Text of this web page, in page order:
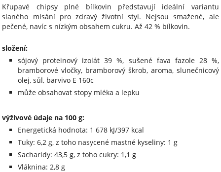
Křupavé chipsy plné bílkovin představují ideální variantu
slaného mlsání pro zdravý životní styl. Nejsou smažené, ale
pečené, navíc s nízkým obsahem cukru. Až 42 % bílkovin.
složení:
sójový proteinový izolát 39 %, sušené fava fazole 28 %,
bramborové vločky, bramborový škrob, aroma, slunečnicový
olej, sůl, barvivo E 160c
může obsahovat stopy mléka a lepku
výživové údaje na 100 g:
Energetická hodnota: 1 678 kJ/397 kcal
Tuky:6,2 g,z toho nasycené mastné kyseliny: 1 g
Sacharidy:43,5 g,z toho cukry: 1,1 g
Vláknina: 2,8 g